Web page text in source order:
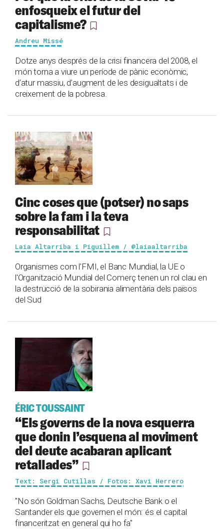
enfosqueix el futur del
capitalisme?
Andreu Missé
Dotze anys després de la crisi financera del 2008, el
món torna a viure un període de pànic econòmic,
d’atur massiu, d’augment de les desigualtats i de
creixement de la pobresa.
Cinc coses que (potser) no saps
sobre la fam i la teva
responsabilitat
Laia Altarriba i Piguillem / @laiaaltarriba
Organismes com l'FMI, el Banc Mundial, la UE o
l'Organització Mundial del Comerç tenen un rol clau en
la destrucció de la sobirania alimentària dels països
del Sud
ÉRIC TOUSSAINT
“Els governs de la nova esquerra
que donin l’esquena al moviment
del deute acabaran aplicant
retallades”
Text: Sergi Cutillas / Fotos: Xavi Herrero
"No són Goldman Sachs, Deutsche Bank o el
Santander els que governen el món: és el capital
financeritzat en general qui ho fa"